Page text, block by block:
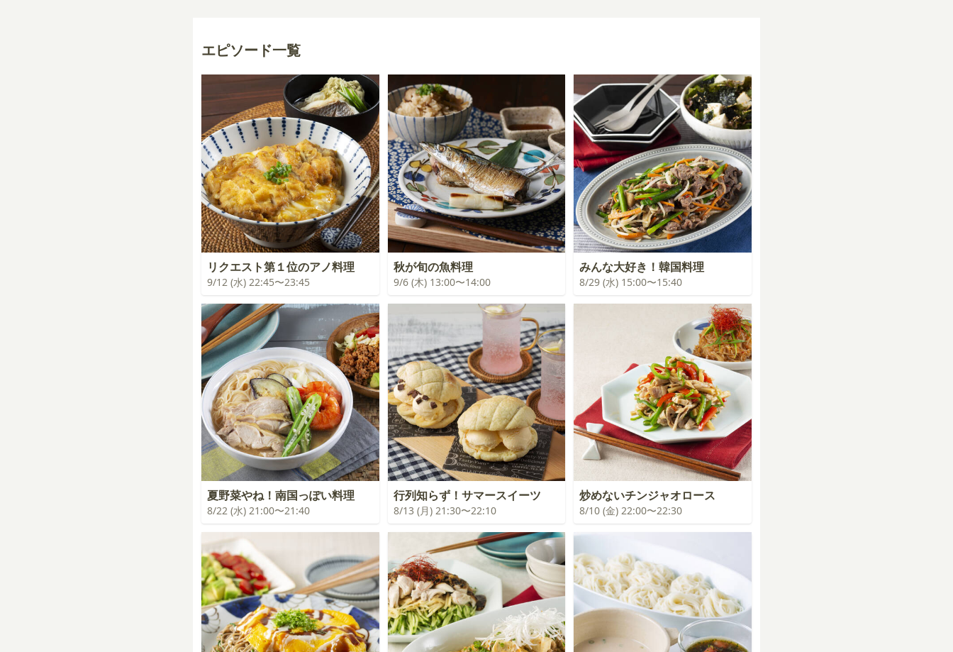
エピソード一覧
リクエスト第１位のアノ料理
9/12 (水) 22:45〜23:45
秋が旬の魚料理
9/6 (木) 13:00〜14:00
みんな大好き！韓国料理
8/29 (水) 15:00〜15:40
夏野菜やね！南国っぽい料理
8/22 (水) 21:00〜21:40
行列知らず！サマースイーツ
8/13 (月) 21:30〜22:10
炒めないチンジャオロース
8/10 (金) 22:00〜22:30